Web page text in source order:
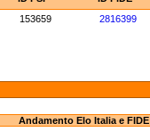
153659 2816399
Andamento Elo Italia e FIDE